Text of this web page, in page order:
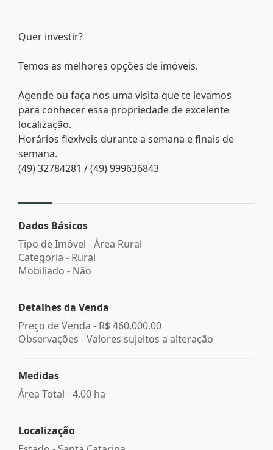
Quer investir?
Temos as melhores opções de imóveis.
Agende ou faça nos uma visita que te levamos
para conhecer essa propriedade de excelente
localização.
Horários flexíveis durante a semana e finais de
semana.
(49) 32784281 / (49) 999636843
Dados Básicos
Tipo de Imóvel - Área Rural
Categoria - Rural
Mobiliado - Não
Detalhes da Venda
Preço de Venda - R$ 460.000,00
Observações - Valores sujeitos a alteração
Medidas
Área Total - 4,00 ha
Localização